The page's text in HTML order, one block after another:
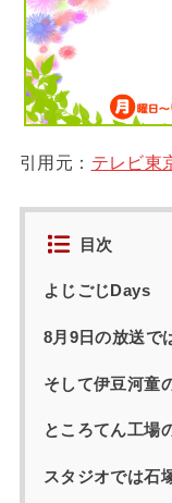
引用元： テレビ東
目次
よじごじDays
8月9日の放送で
そして伊豆河童
ところてん工場
スタジオでは石